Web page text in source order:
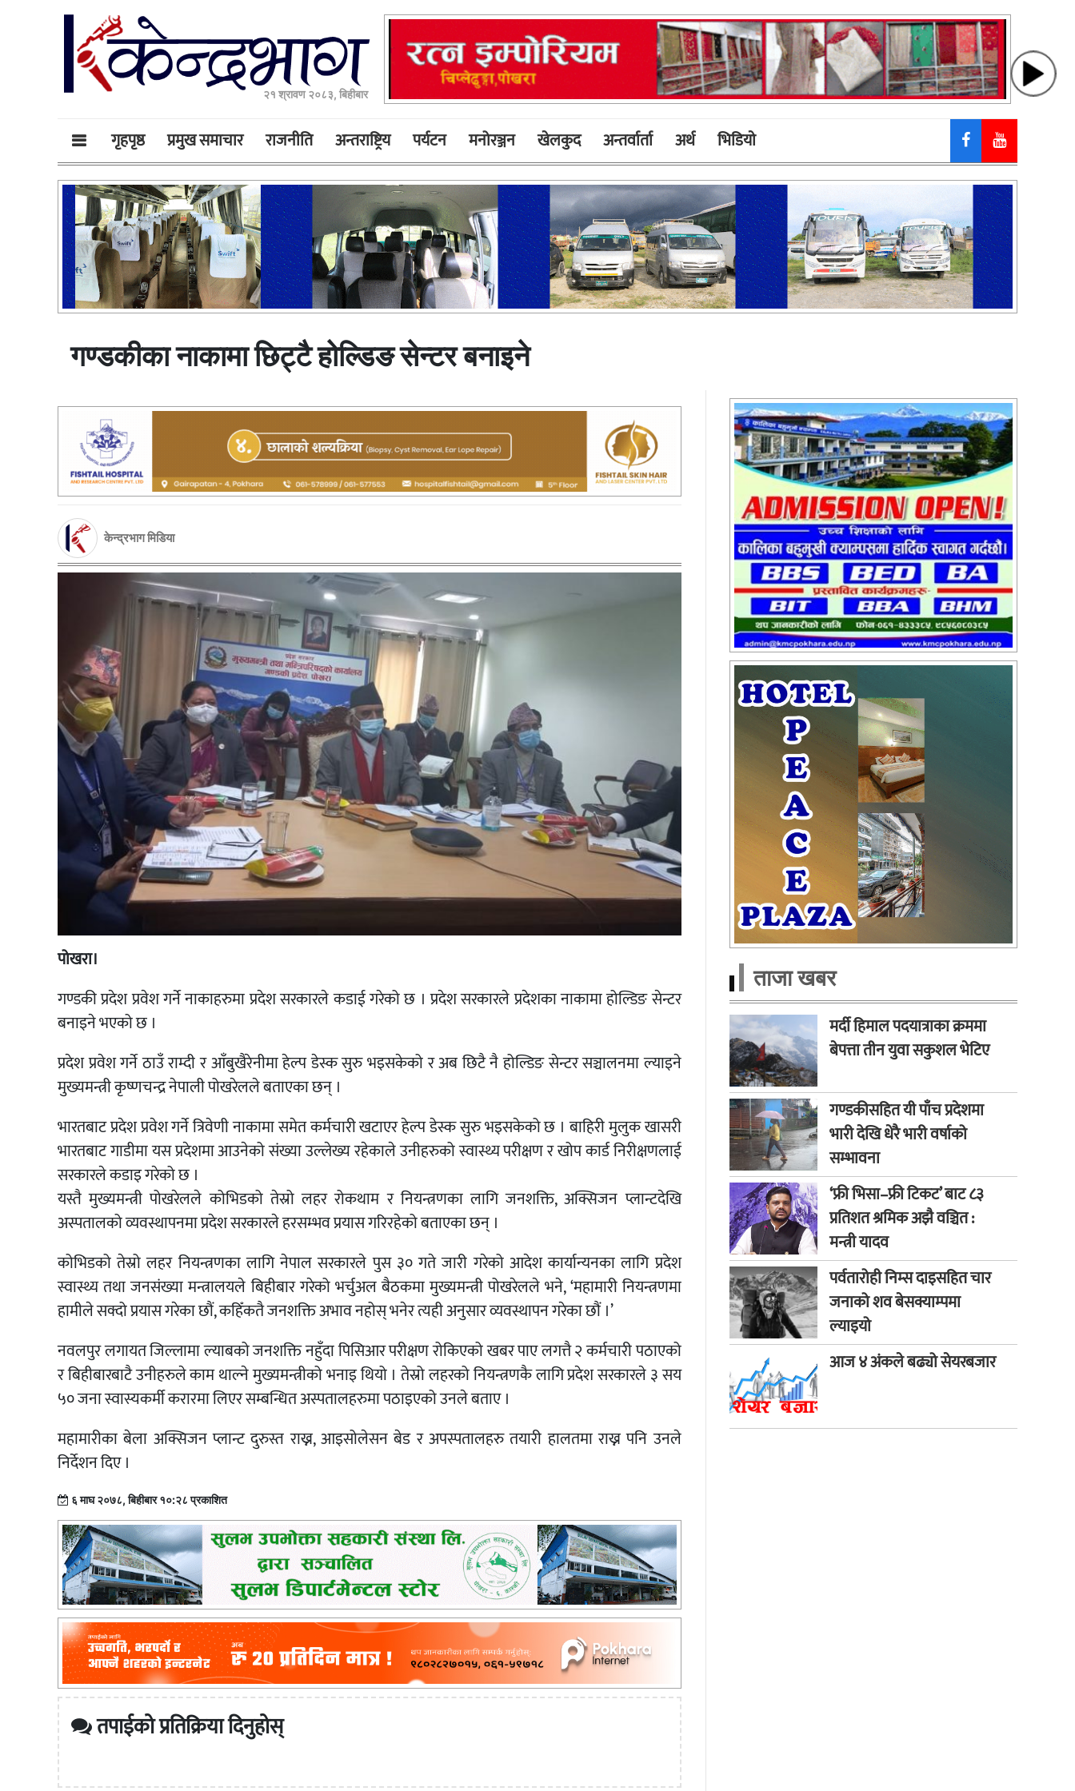
२१ श्रावण २०८३, बिहीबार
गृहपृष्ठ प्रमुख समाचार राजनीति अन्तराष्ट्रिय पर्यटन मनोरञ्जन खेलकुद अन्तर्वार्ता अर्थ भिडियाे
गण्डकीका नाकामा छिट्टै होल्डिङ सेन्टर बनाइने
केन्द्रभाग मिडिया
पोखरा।
गण्डकी प्रदेश प्रवेश गर्ने नाकाहरुमा प्रदेश सरकारले कडाई गरेको छ । प्रदेश सरकारले प्रदेशका नाकामा होल्डिङ सेन्टर
बनाइने भएको छ ।
प्रदेश प्रवेश गर्ने ठाउँ राम्दी र आँबुखैरेनीमा हेल्प डेस्क सुरु भइसकेको र अब छिटै नै होल्डिङ सेन्टर सञ्चालनमा ल्याइने
मुख्यमन्त्री कृष्णचन्द्र नेपाली पोखरेलले बताएका छन् ।
भारतबाट प्रदेश प्रवेश गर्ने त्रिवेणी नाकामा समेत कर्मचारी खटाएर हेल्प डेस्क सुरु भइसकेको छ । बाहिरी मुलुक खासरी
भारतबाट गाडीमा यस प्रदेशमा आउनेको संख्या उल्लेख्य रहेकाले उनीहरुको स्वास्थ्य परीक्षण र खोप कार्ड निरीक्षणलाई
सरकारले कडाइ गरेको छ ।
यस्तै मुख्यमन्त्री पोखरेलले कोभिडको तेस्रो लहर रोकथाम र नियन्त्रणका लागि जनशक्ति, अक्सिजन प्लान्टदेखि
अस्पतालको व्यवस्थापनमा प्रदेश सरकारले हरसम्भव प्रयास गरिरहेको बताएका छन् ।
कोभिडको तेस्रो लहर नियन्त्रणका लागि नेपाल सरकारले पुस ३० गते जारी गरेको आदेश कार्यान्यनका लागि प्रदेश
स्वास्थ्य तथा जनसंख्या मन्त्रालयले बिहीबार गरेको भर्चुअल बैठकमा मुख्यमन्त्री पोखरेलले भने, ‘महामारी नियन्त्रणमा
हामीले सक्दो प्रयास गरेका छौं, कहिँकतै जनशक्ति अभाव नहोस् भनेर त्यही अनुसार व्यवस्थापन गरेका छौं ।’
नवलपुर लगायत जिल्लामा ल्याबको जनशक्ति नहुँदा पिसिआर परीक्षण रोकिएको खबर पाए लगत्तै २ कर्मचारी पठाएको
र बिहीबारबाटै उनीहरुले काम थाल्ने मुख्यमन्त्रीको भनाइ थियो । तेस्रो लहरको नियन्त्रणकै लागि प्रदेश सरकारले ३ सय
५० जना स्वास्यकर्मी करारमा लिएर सम्बन्धित अस्पतालहरुमा पठाइएको उनले बताए ।
महामारीका बेला अक्सिजन प्लान्ट दुरुस्त राख्न, आइसोलेसन बेड र अपस्पतालहरु तयारी हालतमा राख्न पनि उनले
निर्देशन दिए ।
६ माघ २०७८, बिहीबार १०:२८ प्रकाशित
तपाईको प्रतिक्रिया दिनुहोस्
ताजा खबर
मर्दी हिमाल पदयात्राका क्रममा
बेपत्ता तीन युवा सकुशल भेटिए
गण्डकीसहित यी पाँच प्रदेशमा
भारी देखि धेरै भारी वर्षाको
सम्भावना
‘फ्री भिसा–फ्री टिकट’ बाट ८३
प्रतिशत श्रमिक अझै वञ्चित :
मन्त्री यादव
पर्वतारोही निम्स दाइसहित चार
जनाको शव बेसक्याम्पमा
ल्याइयो
आज ४ अंकले बढ्यो सेयरबजार